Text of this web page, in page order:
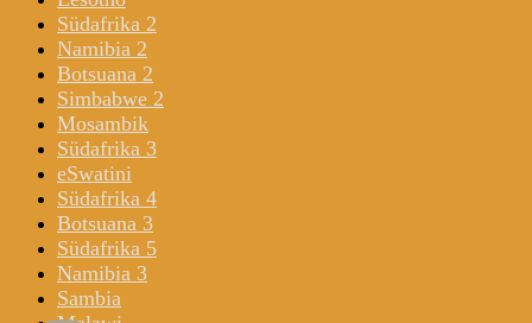
Südafrika 2
Namibia 2
Botsuana 2
Simbabwe 2
Mosambik
Südafrika 3
eSwatini
Südafrika 4
Botsuana 3
Südafrika 5
Namibia 3
Sambia